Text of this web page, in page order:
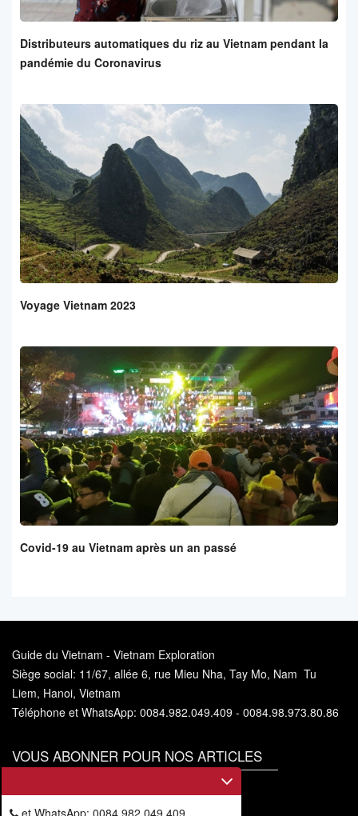
Distributeurs automatiques du riz au Vietnam pendant la
pandémie du Coronavirus
Voyage Vietnam 2023
Covid-19 au Vietnam après un an passé
Guide du Vietnam - Vietnam Exploration
Siège social: 11/67, allée 6, rue Mieu Nha, Tay Mo, Nam Tu
Liem, Hanoi, Vietnam
Téléphone et WhatsApp: 0084.982.049.409 - 0084.98.973.80.86
VOUS ABONNER POUR NOS ARTICLES
abonner
et WhatsApp: 0084.982.049.409